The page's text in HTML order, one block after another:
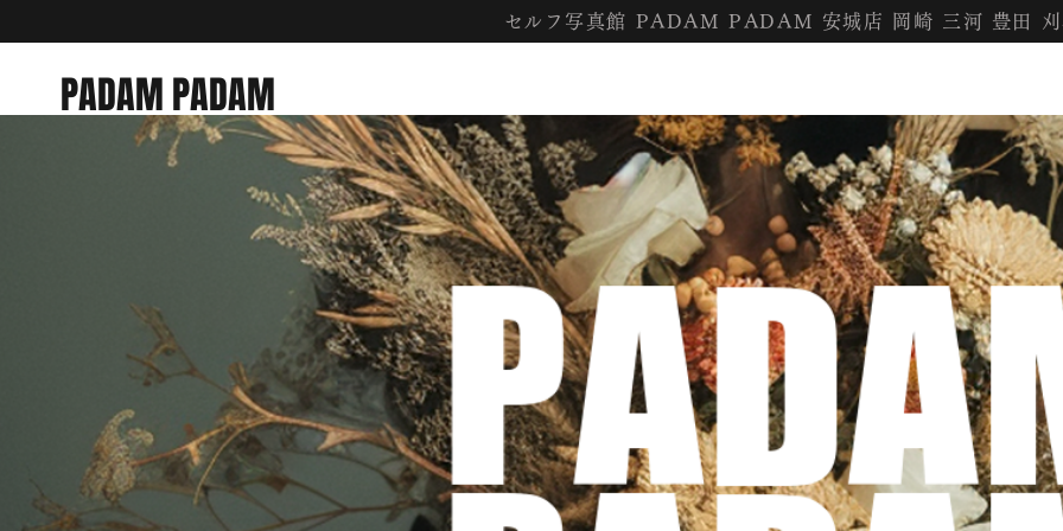
PADAM PADAM
セルフ写真館 PADAM PADAM 安城店 岡崎 三河 豊田